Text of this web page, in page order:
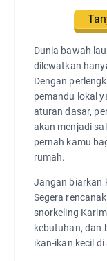
Dunia bawah
dilewatkan
Dengan
pemandu lokal
aturan dasar,
akan menjadi
pernah kamu
rumah.
Jangan biarkan
Segera
snorkeling
kebutuhan, dan
ikan-ikan kecil